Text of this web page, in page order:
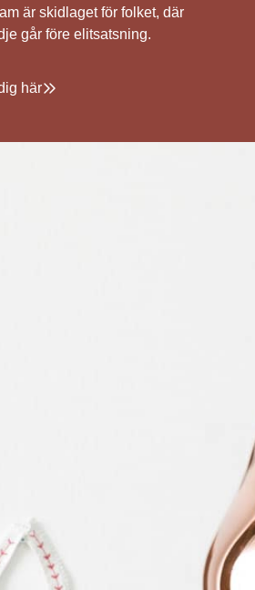
är skidlaget för folket, där
går före elitsatsning.
här